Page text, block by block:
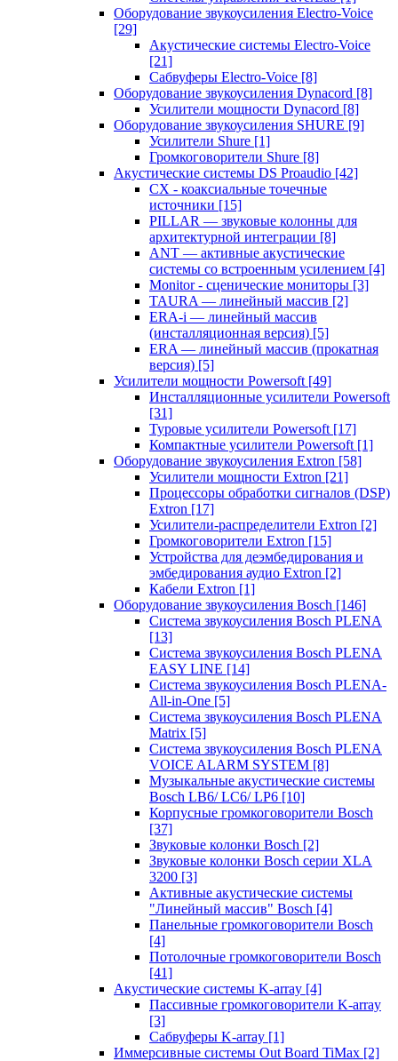
Оборудование звукоусиления Electro-Voice
[29]
Акустические системы Electro-Voice
[21]
Сабвуферы Electro-Voice [8]
Оборудование звукоусиления Dynacord [8]
Усилители мощности Dynacord [8]
Оборудование звукоусиления SHURE [9]
Усилители Shure [1]
Громкоговорители Shure [8]
Акустические системы DS Proaudio [42]
CX - коаксиальные точечные
источники [15]
PILLAR — звуковые колонны для
архитектурной интеграции [8]
ANT — активные акустические
системы со встроенным усилением [4]
Monitor - сценические мониторы [3]
TAURA — линейный массив [2]
ERA-i — линейный массив
(инсталляционная версия) [5]
ERA — линейный массив (прокатная
версия) [5]
Усилители мощности Powersoft [49]
Инсталляционные усилители Powersoft
[31]
Туровые усилители Powersoft [17]
Компактные усилители Powersoft [1]
Оборудование звукоусиления Extron [58]
Усилители мощности Extron [21]
Процессоры обработки сигналов (DSP)
Extron [17]
Усилители-распределители Extron [2]
Громкоговорители Extron [15]
Устройства для деэмбедирования и
эмбедирования аудио Extron [2]
Кабели Extron [1]
Оборудование звукоусиления Bosch [146]
Система звукоусиления Bosch PLENA
[13]
Система звукоусиления Bosch PLENA
EASY LINE [14]
Система звукоусиления Bosch PLENA-
All-in-One [5]
Система звукоусиления Bosch PLENA
Matrix [5]
Система звукоусиления Bosch PLENA
VOICE ALARM SYSTEM [8]
Музыкальные акустические системы
Bosch LB6/ LC6/ LP6 [10]
Корпусные громкоговорители Bosch
[37]
Звуковые колонки Bosch [2]
Звуковые колонки Bosch серии XLA
3200 [3]
Активные акустические системы
"Линейный массив" Bosch [4]
Панельные громкоговорители Bosch
[4]
Потолочные громкоговорители Bosch
[41]
Акустические системы K-array [4]
Пассивные громкоговорители K-array
[3]
Сабвуферы K-array [1]
Иммерсивные системы Out Board TiMax [2]